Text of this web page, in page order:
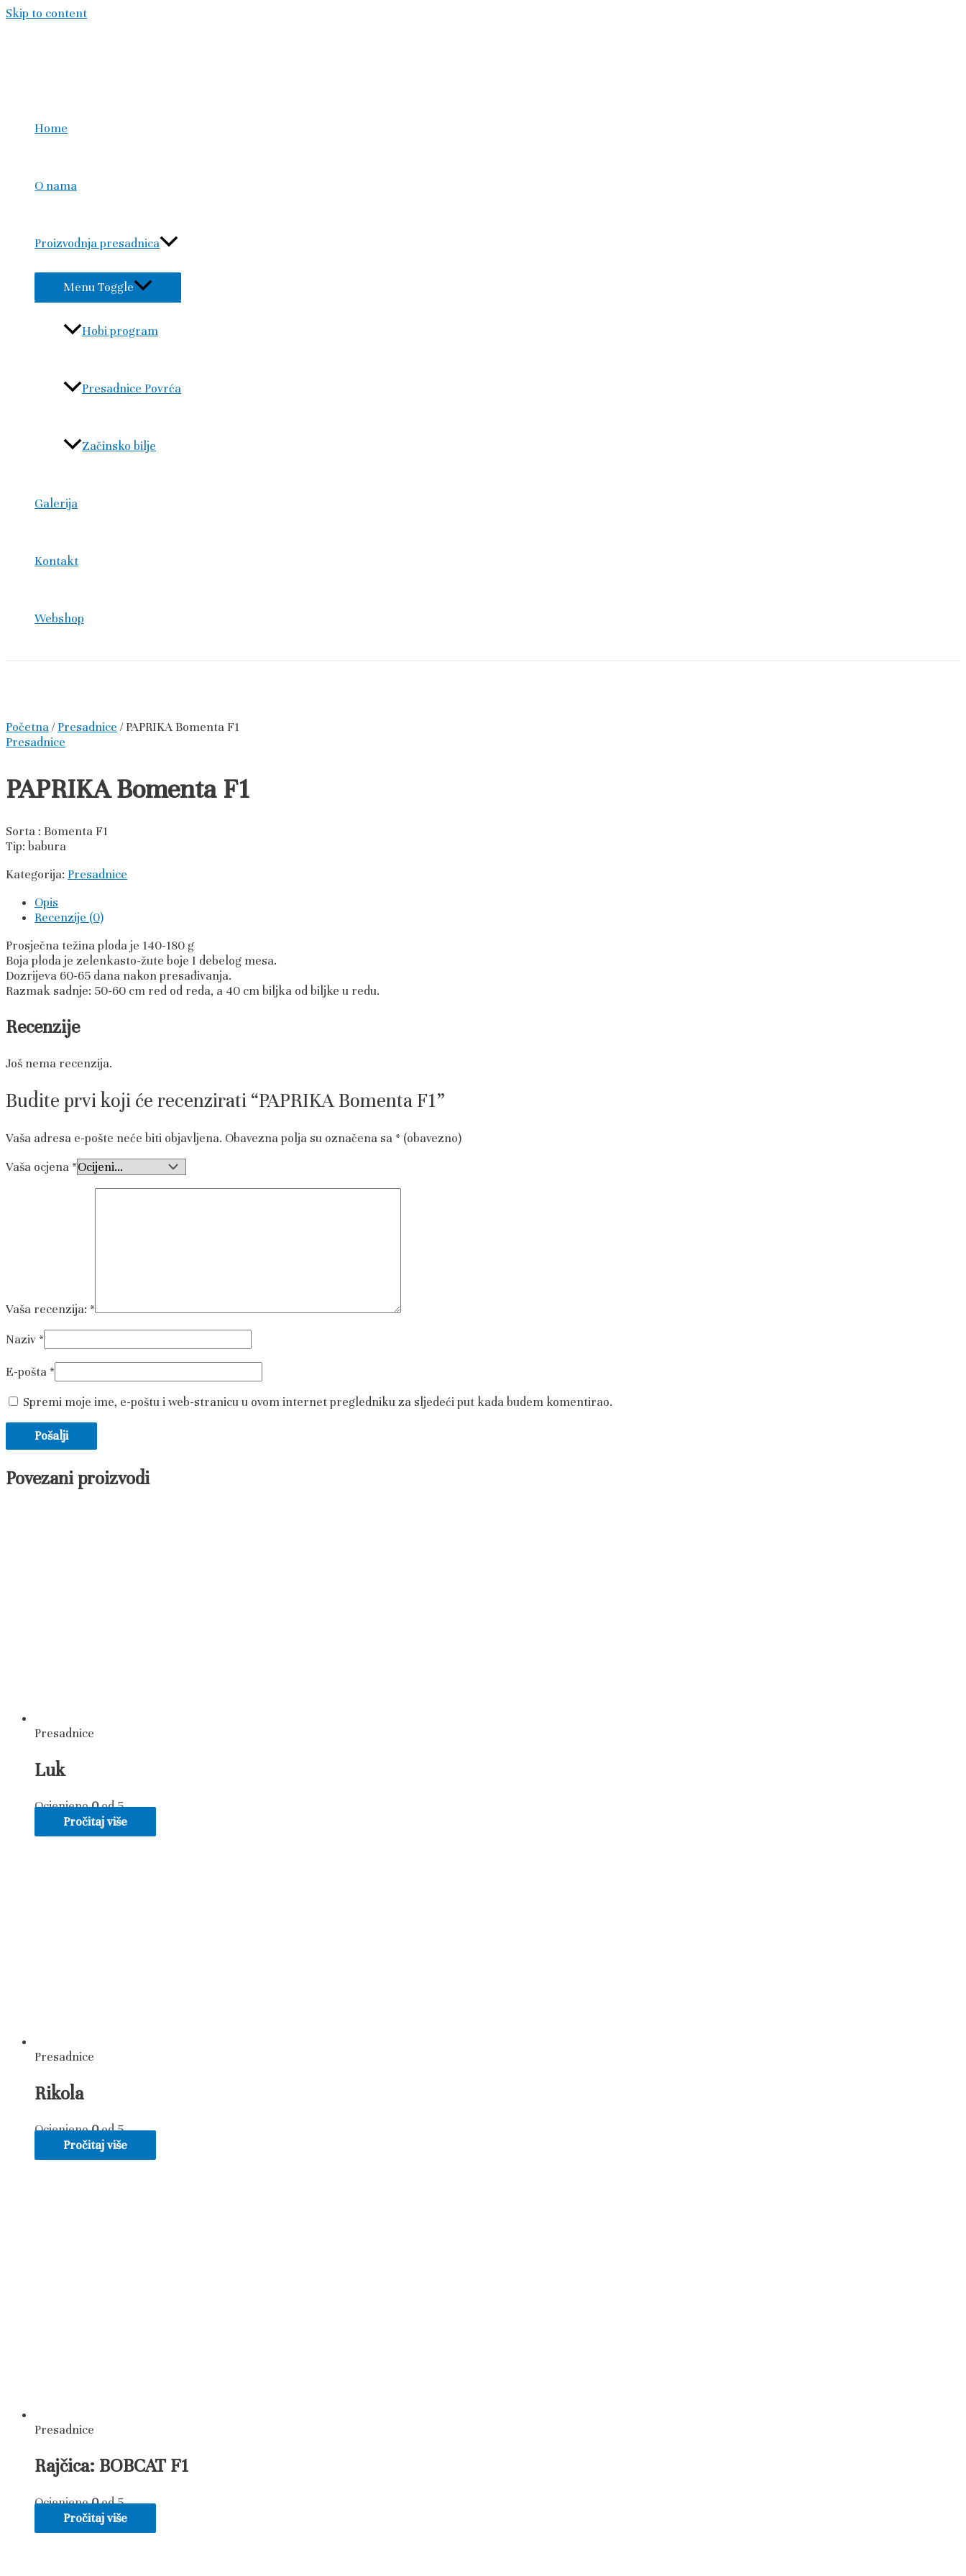
Skip to content
Home
O nama
Proizvodnja presadnica
Menu Toggle
Hobi program
Presadnice Povrća
Začinsko bilje
Galerija
Kontakt
Webshop
Početna/Presadnice / PAPRIKA Bomenta F1
Presadnice
PAPRIKA Bomenta F1
Sorta : Bomenta F1
Tip: babura
Kategorija: Presadnice
Opis
Recenzije (0)
Prosječna težina ploda je 140-180 g
Boja ploda je zelenkasto-žute boje I debelog mesa.
Dozrijeva 60-65 dana nakon presađivanja.
Razmak sadnje: 50-60 cm red od reda, a 40 cm biljka od biljke u redu.
Recenzije
Još nema recenzija.
Budite prvi koji će recenzirati “PAPRIKA Bomenta F1”
Vaša adresa e-pošte neće biti objavljena. Obavezna polja su označena sa * (obavezno)
Vaša ocjena *
Vaša recenzija: *
Naziv *
E-pošta *
Spremi moje ime, e-poštu i web-stranicu u ovom internet pregledniku za sljedeći put kada budem komentirao.
Povezani proizvodi
Presadnice
Luk
Ocjenjeno0od 5
Pročitaj više
Presadnice
Rikola
Ocjenjeno0od 5
Pročitaj više
Presadnice
Rajčica: BOBCAT F1
Ocjenjeno0od 5
Pročitaj više